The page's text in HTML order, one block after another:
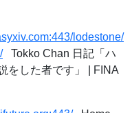
lodestone/
Tokko Chan 日記「ハ
をした者です」 | FINA